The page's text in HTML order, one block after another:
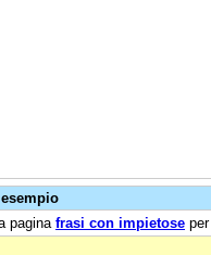
pagina frasi con impietose